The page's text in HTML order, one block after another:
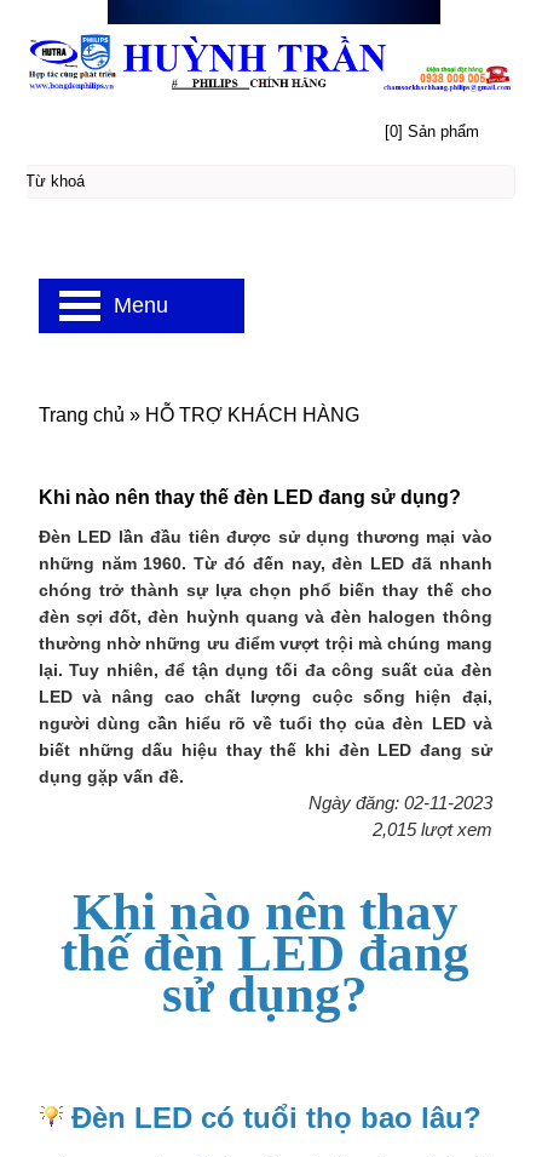
Khi nào nên thay thế đèn LED đang sử dụng?
Đèn LED lần đầu tiên được sử dụng thương mại vào
những năm 1960. Từ đó đến nay, đèn LED đã nhanh
chóng trở thành sự lựa chọn phổ biến thay thế cho
đèn sợi đốt, đèn huỳnh quang và đèn halogen thông
thường nhờ những ưu điểm vượt trội mà chúng mang
lại. Tuy nhiên, để tận dụng tối đa công suất của đèn
LED và nâng cao chất lượng cuộc sống hiện đại,
người dùng cần hiểu rõ về tuổi thọ của đèn LED và
biết những dấu hiệu thay thế khi đèn LED đang sử
dụng gặp vấn đề.
Ngày đăng: 02-11-2023
2,015 lượt xem
Khi nào nên thay
thế đèn LED đang
sử dụng?
Đèn LED có tuổi thọ bao lâu?
Trang chủ » HỖ TRỢ KHÁCH HÀNG
[0] Sản phẩm
Menu